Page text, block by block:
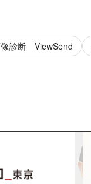
診断 ViewSend